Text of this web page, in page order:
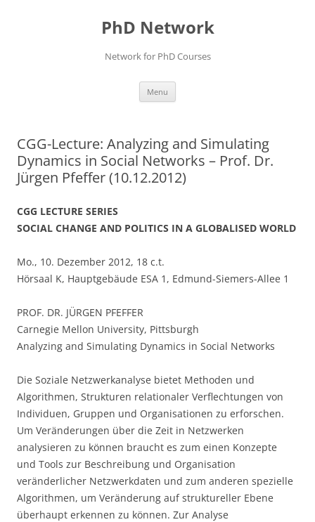
PhD Network
Network for PhD Courses
Menu
CGG-Lecture: Analyzing and Simulating
Dynamics in Social Networks – Prof. Dr.
Jürgen Pfeffer (10.12.2012)
CGG LECTURE SERIES
SOCIAL CHANGE AND POLITICS IN A GLOBALISED WORLD
Mo., 10. Dezember 2012, 18 c.t.
Hörsaal K, Hauptgebäude ESA 1, Edmund-Siemers-Allee 1
PROF. DR. JÜRGEN PFEFFER
Carnegie Mellon University, Pittsburgh
Analyzing and Simulating Dynamics in Social Networks
Die Soziale Netzwerkanalyse bietet Methoden und
Algorithmen, Strukturen relationaler Verflechtungen von
Individuen, Gruppen und Organisationen zu erforschen.
Um Veränderungen über die Zeit in Netzwerken
analysieren zu können braucht es zum einen Konzepte
und Tools zur Beschreibung und Organisation
veränderlicher Netzwerkdaten und zum anderen spezielle
Algorithmen, um Veränderung auf struktureller Ebene
überhaupt erkennen zu können. Zur Analyse